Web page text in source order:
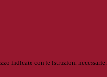
indicato con le istruzioni necessarie.